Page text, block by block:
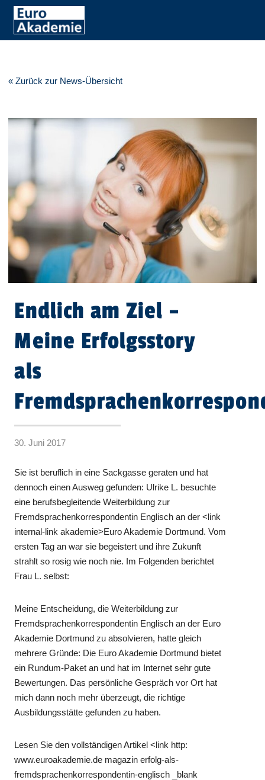
« Zurück zur News-Übersicht
Endlich am Ziel –
Meine Erfolgsstory
als
30. Juni 2017
Sie ist beruflich in eine Sackgasse geraten und hat
dennoch einen Ausweg gefunden: Ulrike L. besuchte
eine berufsbegleitende Weiterbildung zur
Fremdsprachenkorrespondentin Englisch an der <link
internal-link akademie>Euro Akademie Dortmund. Vom
ersten Tag an war sie begeistert und ihre Zukunft
strahlt so rosig wie noch nie. Im Folgenden berichtet
Frau L. selbst:
Meine Entscheidung, die Weiterbildung zur
Fremdsprachenkorrespondentin Englisch an der Euro
Akademie Dortmund zu absolvieren, hatte gleich
mehrere Gründe: Die Euro Akademie Dortmund bietet
ein Rundum-Paket an und hat im Internet sehr gute
Bewertungen. Das persönliche Gespräch vor Ort hat
mich dann noch mehr überzeugt, die richtige
Ausbildungsstätte gefunden zu haben.
Lesen Sie den vollständigen Artikel <link http:
www.euroakademie.de magazin erfolg-als-
fremdsprachenkorrespondentin-englisch _blank